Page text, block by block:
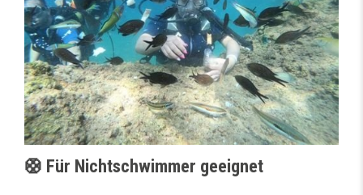
🛟 Für Nichtschwimmer geeignet